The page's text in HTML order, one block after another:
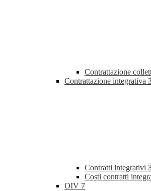
Contrattazione
Contrattazione integrativa
Contratti integrativi
Costi contratti
OIV 7